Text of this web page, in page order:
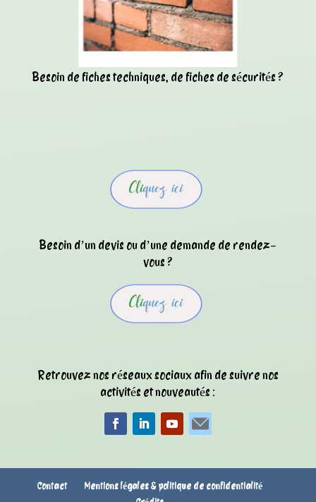
Besoin de fiches techniques, de fiches de sécurités ?
Besoin d’un devis ou d’une demande de rendez-
vous ?
Retrouvez nos réseaux sociaux afin de suivre nos
activités et nouveautés :
Contact
Mentions légales & politique de confidentialité